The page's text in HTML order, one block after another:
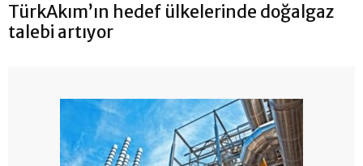
TürkAkım’ın hedef ülkelerinde doğalgaz
talebi artıyor